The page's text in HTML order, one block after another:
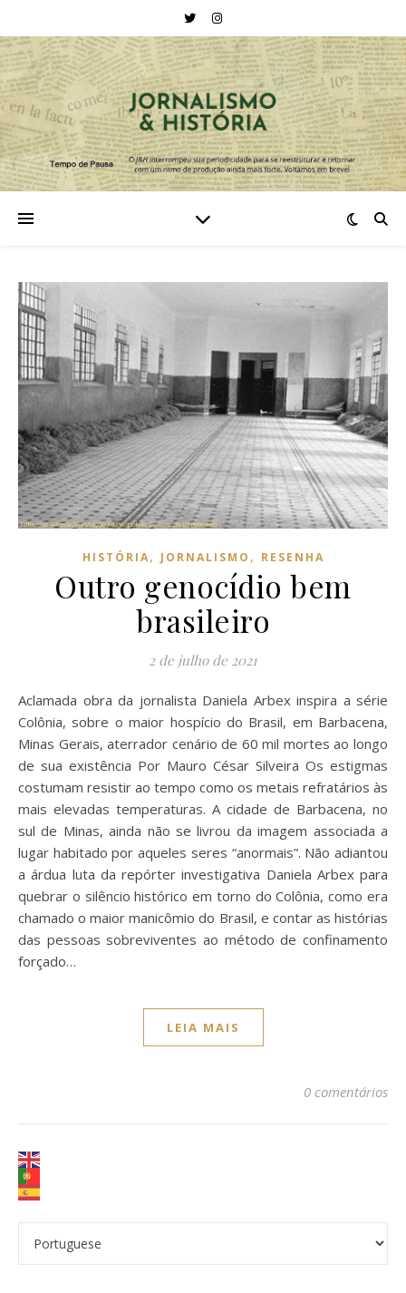
HISTÓRIA, JORNALISMO , RESENHA
Outro genocídio bem
brasileiro
2 de julho de 2021
Aclamada obra da jornalista Daniela Arbex inspira a série
Colônia, sobre o maior hospício do Brasil, em Barbacena,
Minas Gerais, aterrador cenário de 60 mil mortes ao longo
de sua existência Por Mauro César Silveira Os estigmas
costumam resistir ao tempo como os metais refratários às
mais elevadas temperaturas. A cidade de Barbacena, no
sul de Minas, ainda não se livrou da imagem associada a
lugar habitado por aqueles seres “anormais”. Não adiantou
a árdua luta da repórter investigativa Daniela Arbex para
quebrar o silêncio histórico em torno do Colônia, como era
chamado o maior manicômio do Brasil, e contar as histórias
das pessoas sobreviventes ao método de confinamento
forçado…
LEIA MAIS
0 comentários